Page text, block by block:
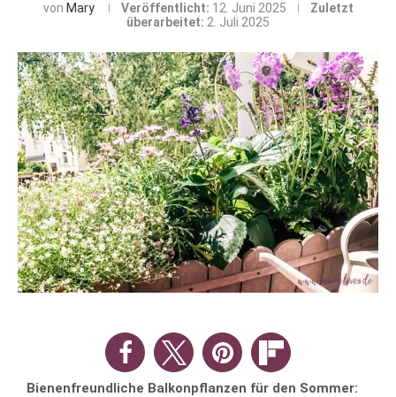
von Mary Veröffentlicht: 12. Juni 2025
Zuletzt
überarbeitet: 2. Juli 2025
Bienenfreundliche Balkonpflanzen für den Sommer: